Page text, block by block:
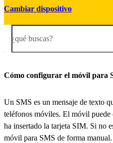
Cambiar dispositivo
¿qué buscas?
Cómo configurar el móvil para
Un SMS es un mensaje de texto
teléfonos móviles. El móvil
ha insertado la tarjeta SIM. Si no
móvil para SMS de forma manual.